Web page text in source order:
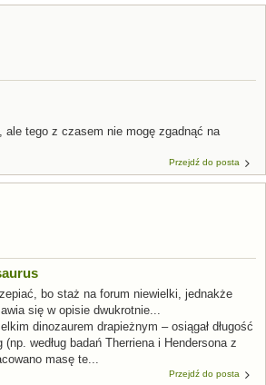
, ale tego z czasem nie mogę zgadnąć na
Przejdź do posta
bo staż na forum niewielki, jednakże
się w opisie dwukrotnie...
dinozaurem drapieżnym – osiągał długość
według badań Therriena i Hendersona z
masę te...
Przejdź do posta